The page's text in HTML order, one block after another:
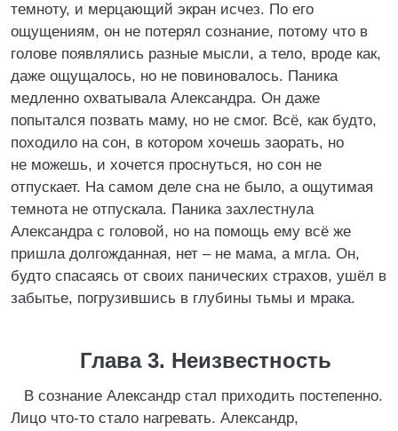
темноту, и мерцающий экран исчез. По его
ощущениям, он не потерял сознание, потому что в
голове появлялись разные мысли, а тело, вроде как,
даже ощущалось, но не повиновалось. Паника
медленно охватывала Александра. Он даже
попытался позвать маму, но не смог. Всё, как будто,
походило на сон, в котором хочешь заорать, но
не можешь, и хочется проснуться, но сон не
отпускает. На самом деле сна не было, а ощутимая
темнота не отпускала. Паника захлестнула
Александра с головой, но на помощь ему всё же
пришла долгожданная, нет – не мама, а мгла. Он,
будто спасаясь от своих панических страхов, ушёл в
забытье, погрузившись в глубины тьмы и мрака.
Глава 3. Неизвестность
В сознание Александр стал приходить постепенно.
Лицо что-то стало нагревать. Александр,